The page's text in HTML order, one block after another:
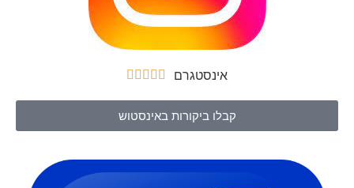
אינסטגרם 




קבלו ביקורות באינסטוש